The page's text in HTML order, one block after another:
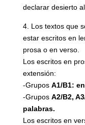
declarar desierto
4. Los textos que
estar escritos en
prosa o en verso.
Los escritos en
extensión:
-Grupos A1/B1:
-Grupos A2/B2,
palabras.
Los escritos en